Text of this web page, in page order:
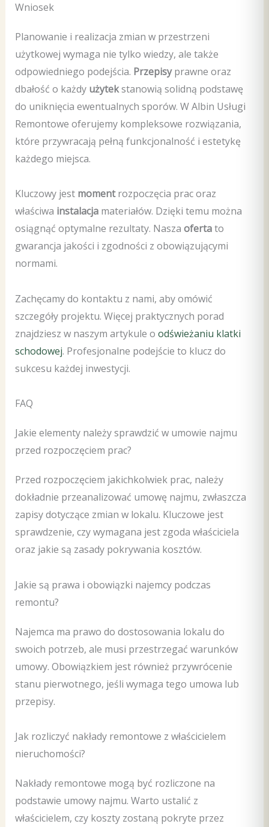
Wniosek
Planowanie i realizacja zmian w przestrzeni
użytkowej wymaga nie tylko wiedzy, ale także
odpowiedniego podejścia. Przepisyprawne oraz
dbałość o każdy użytekstanowią solidną podstawę
do uniknięcia ewentualnych sporów. W Albin Usługi
Remontowe oferujemy kompleksowe rozwiązania,
które przywracają pełną funkcjonalność i estetykę
każdego miejsca.
Kluczowy jest momentrozpoczęcia prac oraz
właściwa instalacjamateriałów. Dzięki temu można
osiągnąć optymalne rezultaty. Nasza ofertato
gwarancja jakości i zgodności z obowiązującymi
normami.
Zachęcamy do kontaktu z nami, aby omówić
szczegóły projektu. Więcej praktycznych porad
znajdziesz w naszym artykule o odświeżaniu klatki
schodowej. Profesjonalne podejście to klucz do
sukcesu każdej inwestycji.
FAQ
Jakie elementy należy sprawdzić w umowie najmu
przed rozpoczęciem prac?
Przed rozpoczęciem jakichkolwiek prac, należy
dokładnie przeanalizować umowę najmu, zwłaszcza
zapisy dotyczące zmian w lokalu. Kluczowe jest
sprawdzenie, czy wymagana jest zgoda właściciela
oraz jakie są zasady pokrywania kosztów.
Jakie są prawa i obowiązki najemcy podczas
remontu?
Najemca ma prawo do dostosowania lokalu do
swoich potrzeb, ale musi przestrzegać warunków
umowy. Obowiązkiem jest również przywrócenie
stanu pierwotnego, jeśli wymaga tego umowa lub
przepisy.
Jak rozliczyć nakłady remontowe z właścicielem
nieruchomości?
Nakłady remontowe mogą być rozliczone na
podstawie umowy najmu. Warto ustalić z
właścicielem, czy koszty zostaną pokryte przez